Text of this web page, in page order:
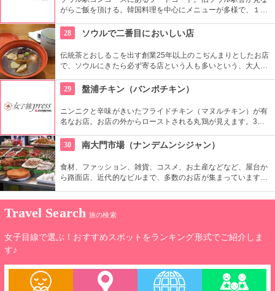
がらご飯を頂ける。韓国料理を中心にメニューが多様で、１人
るのがフードコートのいいところ。もちろんおひとり様ご飯に
もってこい。
28 ソウルで二番目においしい店
伝統茶とおしるこを出す創業25年以上のこぢんまりとしたお店
で、ソウルにきたら必ず寄る店という人も多いという、大人気
いた味は、クセになりそう。テイクアウトも可能です。
29 盤浦チキン（バンポチキン）
ニンニクと辛味がきいたフライドチキン（マヌルチキン）が有
名なお店。お店の外からローストされる丸鶏が見えます。3時
ンニクソースがきいています。昼も夜も、地元客が多く集まり
ます。
30 南大門市場（ナンデムンシジャン）
食材、ファッション、雑貨、コスメ、お土産などなど、屋台か
ら路面店、近代的なビルまで、多数のお店が集まっています。
地は常に買い物客であふれかえり、賑やかな空間が溢れます。
Travel Search 旅の検索
女子目線で選ぶ！おすすめスポットをランキング形式でご紹介しま
す♪